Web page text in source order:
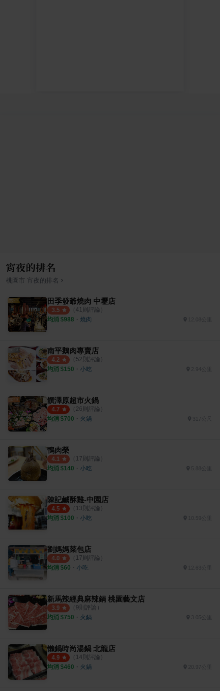
宵夜的排名
桃園市 宵夜 的排名 ›
田季發爺燒肉 中壢店
3.5 （ 41則評論）
均消 $988 ・ 燒肉 12.08公里
南平鵝肉專賣店
4.2 （ 52則評論）
均消 $150 ・ 小吃 2.94公里
饌澤原超市火鍋
4.7 （ 26則評論）
均消 $700 ・ 火鍋 317公尺
鴨肉榮
4.1 （ 17則評論）
均消 $140 ・ 小吃 5.88公里
陳記鹹酥雞-中園店
4.5 （ 13則評論）
均消 $100 ・ 小吃 10.59公里
劉媽媽菜包店
4.0 （ 17則評論）
均消 $60 ・ 小吃 12.63公里
新馬辣經典麻辣鍋 桃園藝文店
3.9 （ 9則評論）
均消 $750 ・ 火鍋 3.05公里
懶鍋時尚湯鍋 北龍店
4.9 （ 14則評論）
均消 $460 ・ 火鍋 20.97公里